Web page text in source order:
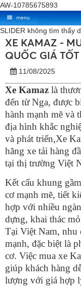
AW-10785675893
menu
SLIDER không tìm thấy
XE KAMAZ -
QUỐC GIÁ TỐT
11/08/2025
Xe Kamaz là
đến từ Nga, được
hành mạnh mẽ và
địa hình khắc
và phát triển,Xe
hãng xe tải hàng
tại thị trường Việt
Kết cấu khung
cơ mạnh mẽ, tiết
hợp với nhiều
dựng, khai thác
Tại Việt Nam, nhu
mạnh, đặc biệt là
cơ. Việc mua xe
giúp khách hàng
lượng với giá hợp